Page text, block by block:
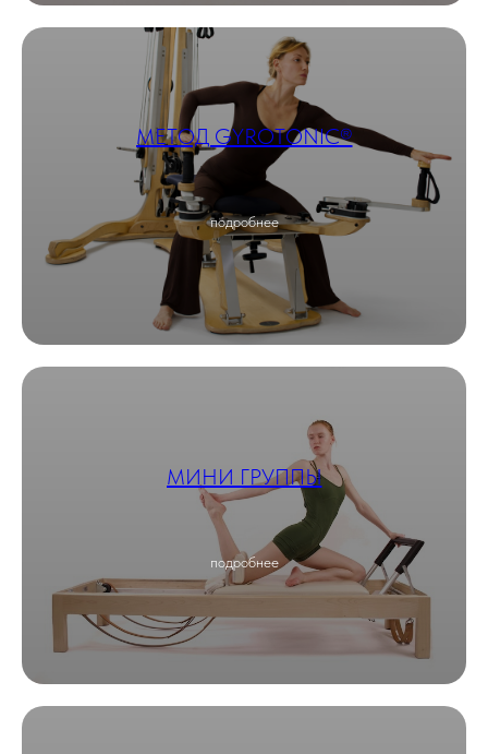
МЕТОД GYROTONIC®
подробнее
МИНИ ГРУППЫ
подробнее